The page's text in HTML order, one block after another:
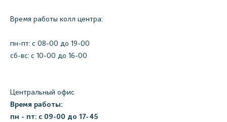
Время работы колл центра:
пн-пт: c 08-00 до 19-00
сб-вс: с 10-00 до 16-00
Центральный офис
Время работы:
пн - пт: с 09-00 до 17-45